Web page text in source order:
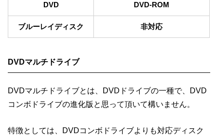
DVD DVD-ROM
ブルーレイディスク 非対応
DVDマルチドライブ
DVDマルチドライブとは、DVDドライブの一種で、DVD
コンボドライブの進化版と思って頂いて構いません。
特徴としては、DVDコンボドライブよりも対応ディスク